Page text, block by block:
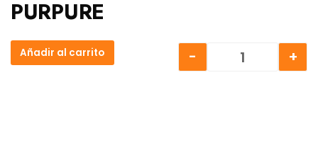
PURPURE
Altavoz
- +
Añadir al carrito